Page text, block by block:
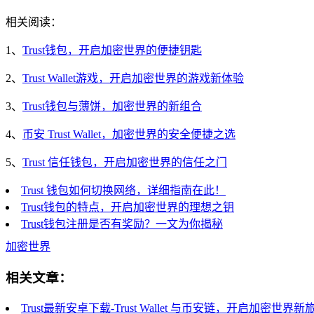
相关阅读：
1、 Trust钱包，开启加密世界的便捷钥匙
2、 Trust Wallet游戏，开启加密世界的游戏新体验
3、 Trust钱包与薄饼，加密世界的新组合
4、 币安 Trust Wallet，加密世界的安全便捷之选
5、 Trust 信任钱包，开启加密世界的信任之门
Trust 钱包如何切换网络，详细指南在此！
Trust钱包的特点，开启加密世界的理想之钥
Trust钱包注册是否有奖励？一文为你揭秘
加密世界
相关文章：
Trust最新安卓下载-Trust Wallet 与币安链，开启加密世界新